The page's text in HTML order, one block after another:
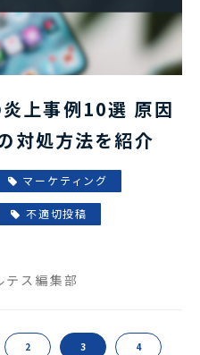
上事例10選 原因
対処方法を紹介
マーケティング
不適切投稿
テス編集部
2 3 4